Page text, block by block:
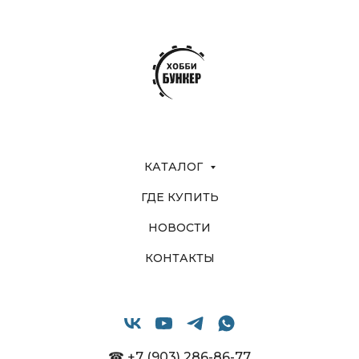
КАТАЛОГ
ГДЕ КУПИТЬ
НОВОСТИ
КОНТАКТЫ